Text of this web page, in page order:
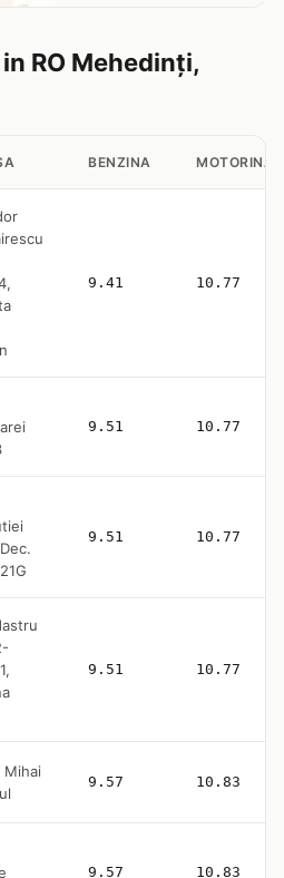
RO Mehedinți,
BENZINA MOTORINA
9.41 10.77
9.51 10.77
9.51 10.77
9.51 10.77
Mihai
9.57 10.83
9.57 10.83